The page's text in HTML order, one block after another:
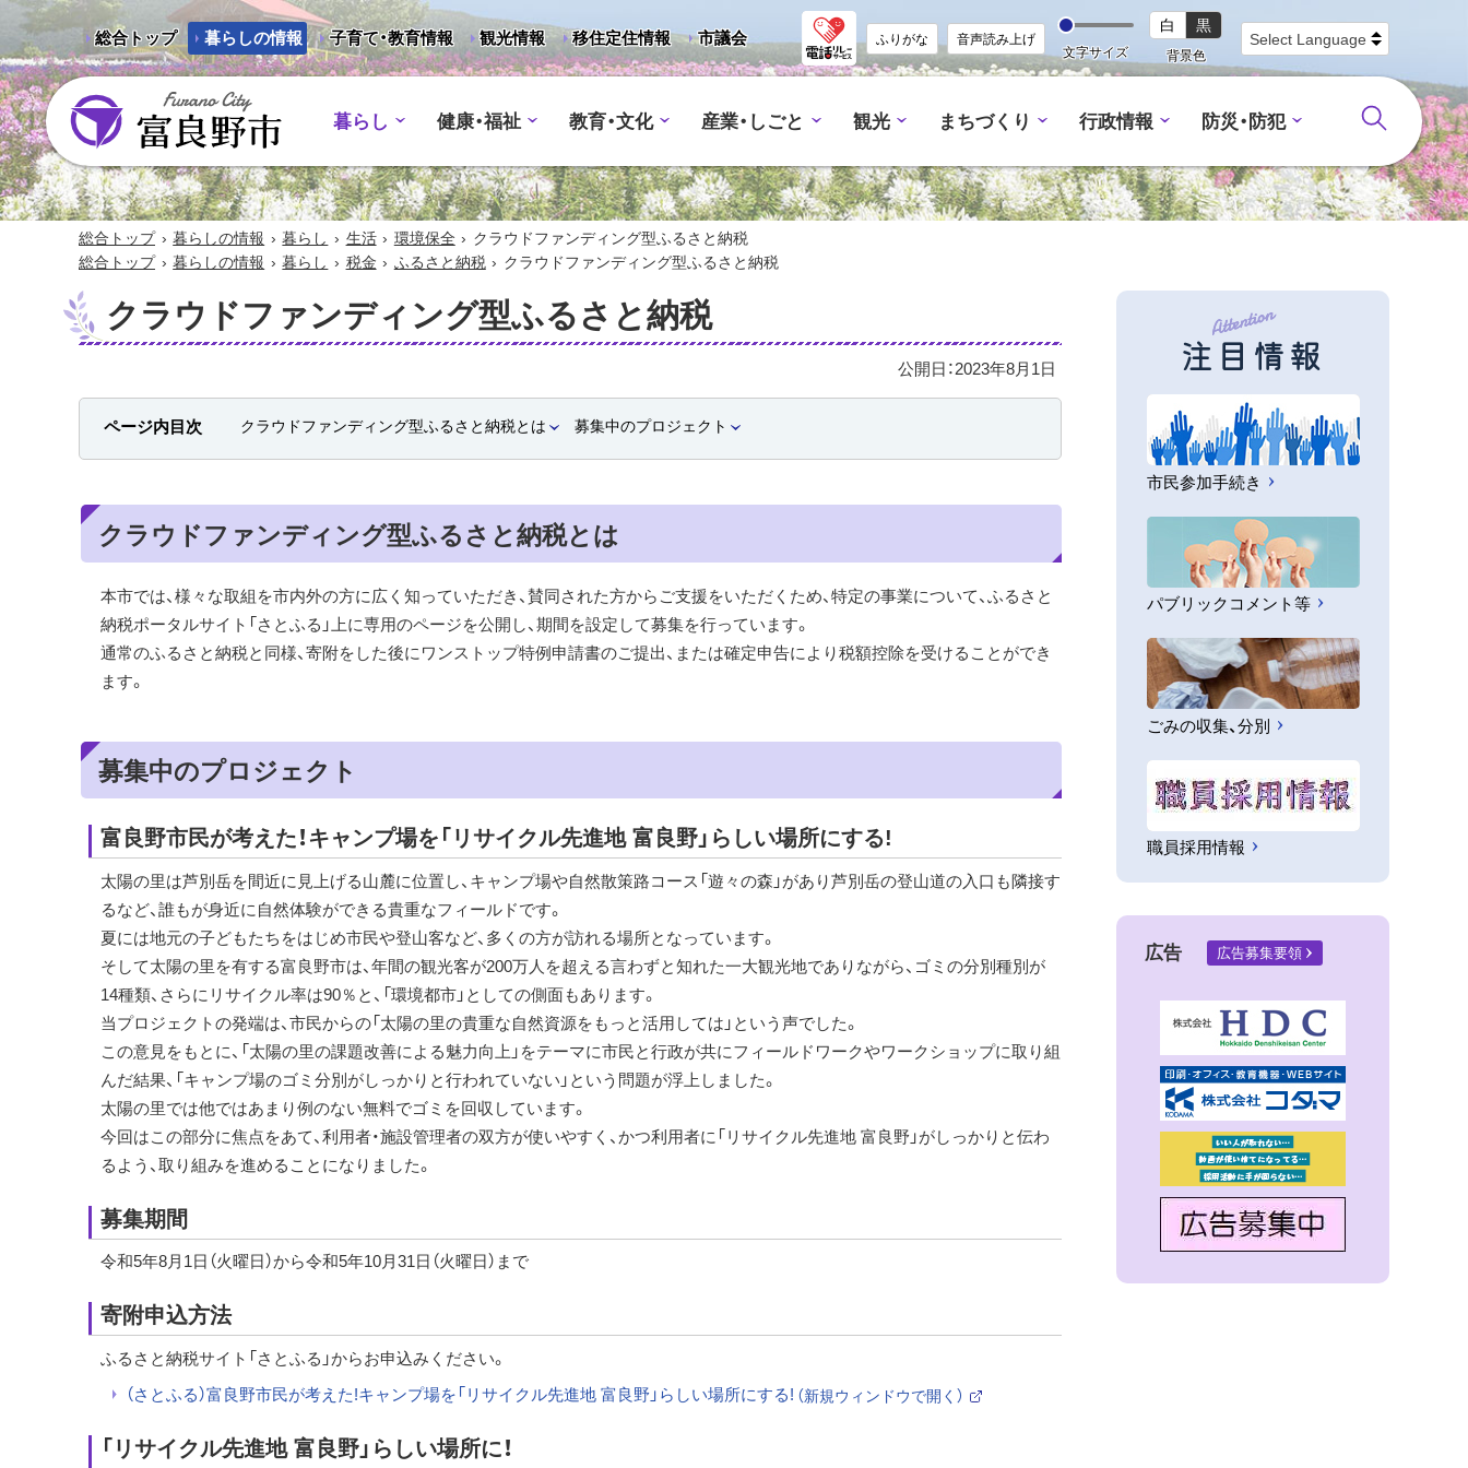
総合トップ 暮らしの情報 子育て・教育情報 観光情報 移住定住情報 市議会 ふりがな
音声読み上げ
文字サイズ
背景色
白 黒
富良野市 - Frano City
暮らし 健康・福祉 教育・文化 産業・しごと 観光 まちづくり 行政情報 防災・防犯
総合トップ › 暮らしの情報 › 暮らし › 生活 › 環境保全 › クラウドファンディング型ふるさと納税
総合トップ › 暮らしの情報 › 暮らし › 税金 › ふるさと納税 › クラウドファンディング型ふるさと納税
クラウドファンディング型ふるさと納税
公開日：2023年8月1日
ページ内目次 クラウドファンディング型ふるさと納税とは 募集中のプロジェクト
クラウドファンディング型ふるさと納税とは
本市では、様々な取組を市内外の方に広く知っていただき、賛同された方からご支援をいただくため、特定の事業について、ふるさと
納税ポータルサイト「さとふる」上に専用のページを公開し、期間を設定して募集を行っています。
通常のふるさと納税と同様、寄附をした後にワンストップ特例申請書のご提出、または確定申告により税額控除を受けることができ
ます。
募集中のプロジェクト
富良野市民が考えた！キャンプ場を「リサイクル先進地 富良野」らしい場所にする!
太陽の里は芦別岳を間近に見上げる山麓に位置し、キャンプ場や自然散策路コース「遊々の森」があり芦別岳の登山道の入口も隣接す
るなど、誰もが身近に自然体験ができる貴重なフィールドです。
夏には地元の子どもたちをはじめ市民や登山客など、多くの方が訪れる場所となっています。
そして太陽の里を有する富良野市は、年間の観光客が200万人を超える言わずと知れた一大観光地でありながら、ゴミの分別種別が
14種類、さらにリサイクル率は90％と、「環境都市」としての側面もあります。
当プロジェクトの発端は、市民からの「太陽の里の貴重な自然資源をもっと活用しては」という声でした。
この意見をもとに、「太陽の里の課題改善による魅力向上」をテーマに市民と行政が共にフィールドワークやワークショップに取り組
んだ結果、「キャンプ場のゴミ分別がしっかりと行われていない」という問題が浮上しました。
太陽の里では他ではあまり例のない無料でゴミを回収しています。
今回はこの部分に焦点をあて、利用者・施設管理者の双方が使いやすく、かつ利用者に「リサイクル先進地 富良野」がしっかりと伝わ
るよう、取り組みを進めることになりました。
募集期間
令和5年8月1日（火曜日）から令和5年10月31日（火曜日）まで
寄附申込方法
ふるさと納税サイト「さとふる」からお申込みください。
（さとふる）富良野市民が考えた!キャンプ場を「リサイクル先進地 富良野」らしい場所にする! （新規ウィンドウで開く）
「リサイクル先進地 富良野」らしい場所に！
注目情報
市民参加手続き
パブリックコメント等
ごみの収集、分別
職員採用情報
広告 広告募集要領